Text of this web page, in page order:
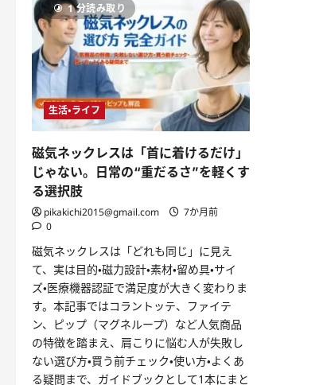
1 分読み取り
生活・ライフ
磁気ネックレスは「首に着けるだけ」
じゃない。日常の“重だるさ”を軽くす
る選択肢
pikakichi2015@gmail.com
7か月前
0
磁気ネックレスは「どれも同じ」に見え
て、実は目的・磁力設計・素材・留め具・サイ
ズ・医療機器認証で満足度が大きく変わりま
す。本記事ではコラントッテ、ファイテ
ン、ピップ（マグネループ）など人気商品
の特徴を踏まえ、肩こりに悩む人が失敗し
ない選び方・買う前チェック・使い方・よくあ
る疑問まで、ガイドブックとして1本にまと